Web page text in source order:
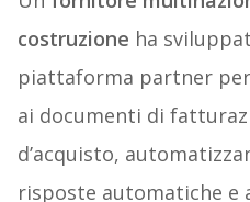
costruzione ha
piattaforma partner
ai documenti di
d’acquisto,
risposte automatiche e